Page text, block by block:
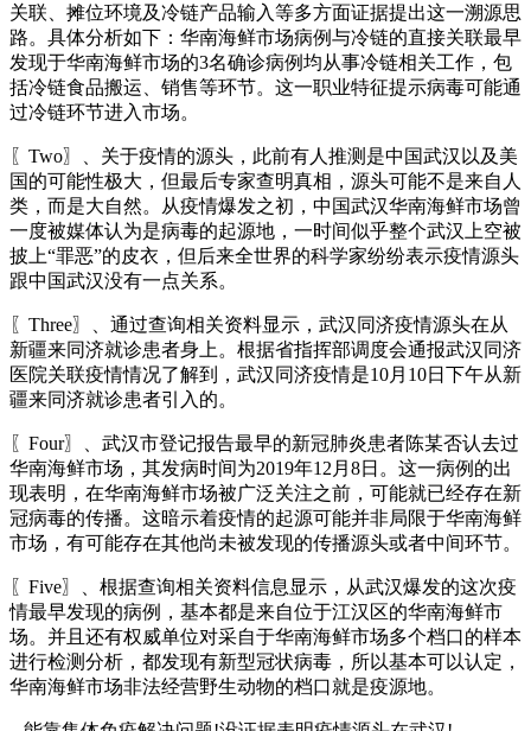
关联、摊位环境及冷链产品输入等多方面证据提出这一溯源思
路。具体分析如下：华南海鲜市场病例与冷链的直接关联最早
发现于华南海鲜市场的3名确诊病例均从事冷链相关工作，包
括冷链食品搬运、销售等环节。这一职业特征提示病毒可能通
过冷链环节进入市场。
〖Two〗、关于疫情的源头，此前有人推测是中国武汉以及美
国的可能性极大，但最后专家查明真相，源头可能不是来自人
类，而是大自然。从疫情爆发之初，中国武汉华南海鲜市场曾
一度被媒体认为是病毒的起源地，一时间似乎整个武汉上空被
披上“罪恶”的皮衣，但后来全世界的科学家纷纷表示疫情源头
跟中国武汉没有一点关系。
〖Three〗、通过查询相关资料显示，武汉同济疫情源头在从
新疆来同济就诊患者身上。根据省指挥部调度会通报武汉同济
医院关联疫情情况了解到，武汉同济疫情是10月10日下午从新
疆来同济就诊患者引入的。
〖Four〗、武汉市登记报告最早的新冠肺炎患者陈某否认去过
华南海鲜市场，其发病时间为2019年12月8日。这一病例的出
现表明，在华南海鲜市场被广泛关注之前，可能就已经存在新
冠病毒的传播。这暗示着疫情的起源可能并非局限于华南海鲜
市场，有可能存在其他尚未被发现的传播源头或者中间环节。
〖Five〗、根据查询相关资料信息显示，从武汉爆发的这次疫
情最早发现的病例，基本都是来自位于江汉区的华南海鲜市
场。并且还有权威单位对采自于华南海鲜市场多个档口的样本
进行检测分析，都发现有新型冠状病毒，所以基本可以认定，
华南海鲜市场非法经营野生动物的档口就是疫源地。